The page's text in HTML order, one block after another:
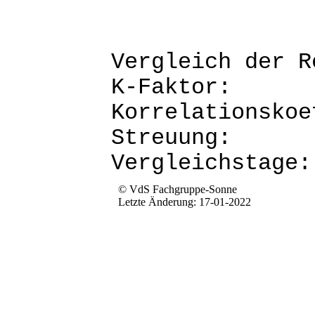
Vergleich der
K-
© VdS Fachgruppe-Sonne
Letzte Änderung: 17-01-2022